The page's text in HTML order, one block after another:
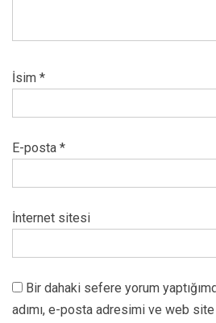
İsim *
E-posta *
İnternet sitesi
Bir dahaki sefere yorum
adımı, e-posta adresimi ve web